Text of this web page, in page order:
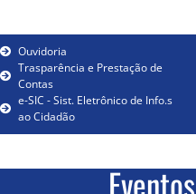
Ouvidoria
Trasparência e Prestação de
Contas
e-SIC - Sist. Eletrônico de Info.s
ao Cidadão
Eventos